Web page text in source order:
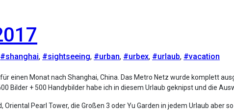
#shanghai, #sightseeing, #urban, #urbex, #urlaub, #vacation
Bilder + 500 Handybilder habe ich in diesem Urlaub geknipst und die
Pearl Tower, die Großen 3 oder Yu Garden in jedem Urlaub aber